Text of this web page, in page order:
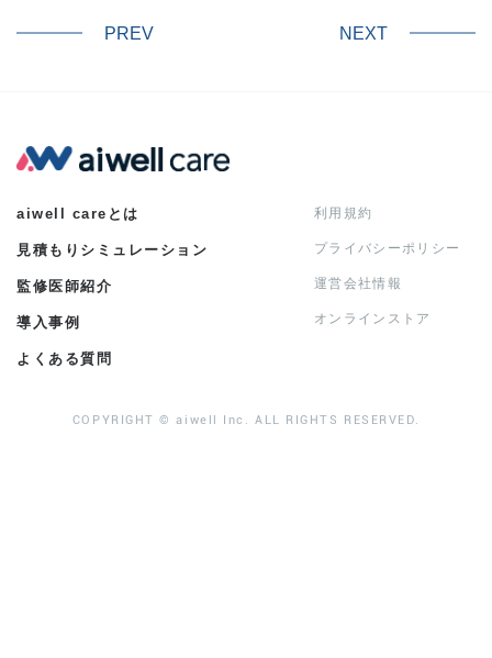
PREV NEXT
aiwell careとは
見積もりシミュレーション
監修医師紹介
導入事例
よくある質問
利用規約
プライバシーポリシー
運営会社情報
オンラインストア
COPYRIGHT © aiwell Inc. ALL RIGHTS RESERVED.